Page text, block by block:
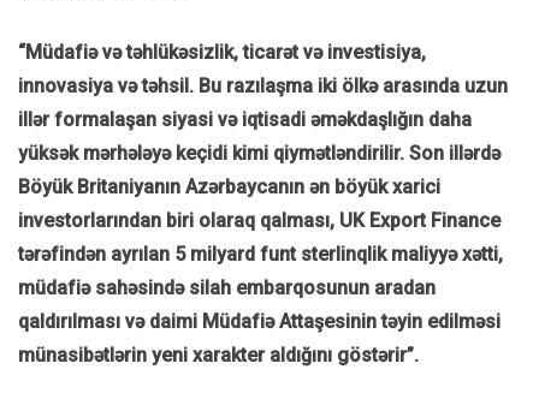
“Müdafiə və təhlükəsizlik, ticarət və investisiya,
innovasiya və təhsil. Bu razılaşma iki ölkə arasında uzun
illər formalaşan siyasi və iqtisadi əməkdaşlığın daha
yüksək mərhələyə keçidi kimi qiymətləndirilir. Son illərdə
Böyük Britaniyanın Azərbaycanın ən böyük xarici
investorlarından biri olaraq qalması, UK Export Finance
tərəfindən ayrılan 5 milyard funt sterlinqlik maliyyə xətti,
müdafiə sahəsində silah embarqosunun aradan
qaldırılması və daimi Müdafiə Attaşesinin təyin edilməsi
münasibətlərin yeni xarakter aldığını göstərir”.